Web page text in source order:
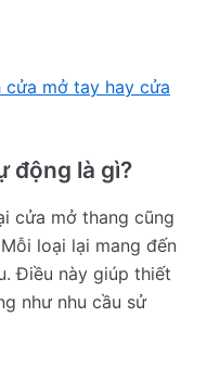
cửa mở tay hay cửa
động là gì?
cửa mở thang cũng
loại lại mang đến
Điều này giúp thiết
như nhu cầu sử